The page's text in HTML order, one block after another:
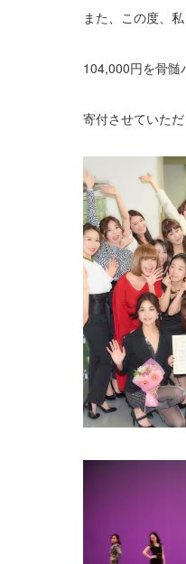
また、この度、
104,000円を骨髄
寄付させていた